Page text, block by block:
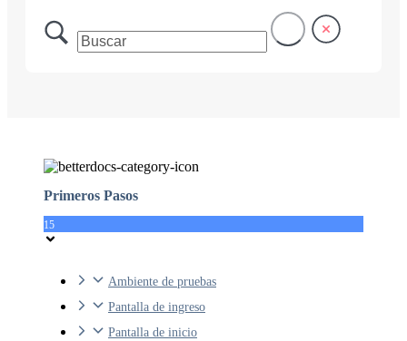
Primeros Pasos
15
Ambiente de pruebas
Pantalla de ingreso
Pantalla de inicio